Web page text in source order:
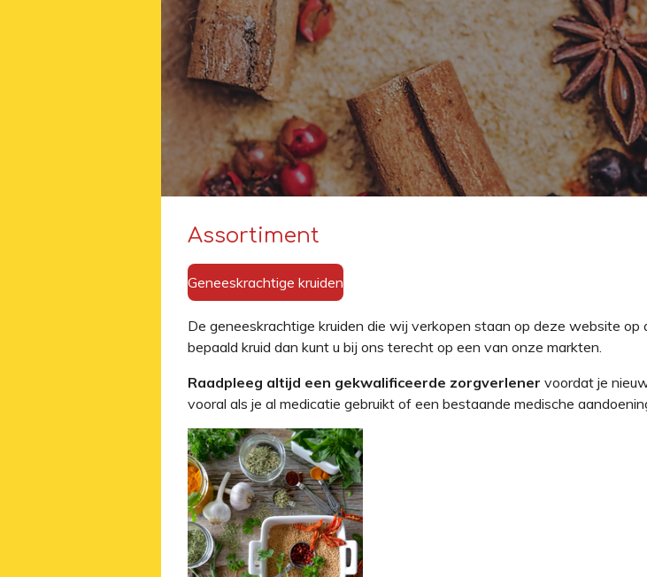
Assortiment
Geneeskrachtige kruiden
De geneeskrachtige kruiden die wij verkopen staan op deze website
bepaald kruid dan kunt u bij ons terecht op een van onze markten.
Raadpleeg altijd een gekwalificeerde zorgverlener voordat je
vooral als je al medicatie gebruikt of een bestaande medische